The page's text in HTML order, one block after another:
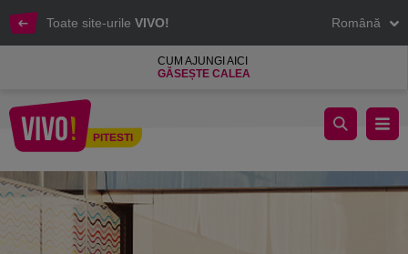
Toate site-urile VIVO! Română
CUM AJUNGI AICI
GĂSEȘTE CALEA
Pitesti
PITESTI
zona de relaxare exterioara vivo pitesti